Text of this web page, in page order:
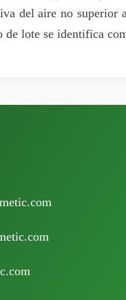
del aire no superior
de lote se identifica